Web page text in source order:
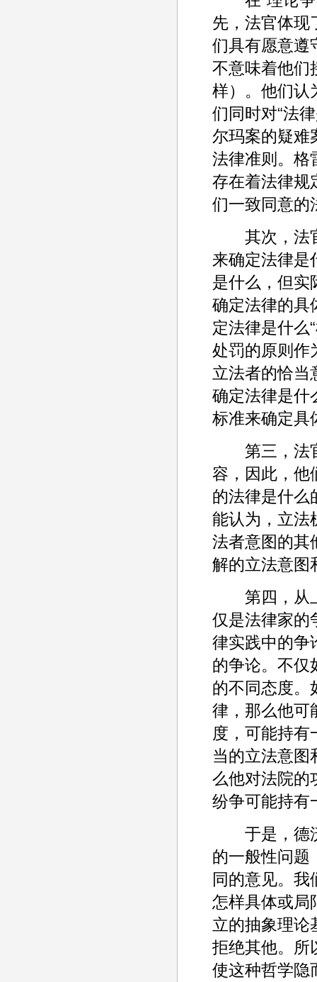
先，法官体现
们具有愿意遵
不意味着他们
样）。他们认
们同时对“法
尔玛案的疑难
法律准则。格
存在着法律规
们一致同意的
其次，法官
来确定法律是
是什么，但实
确定法律的具
定法律是什么
处罚的原则作
立法者的恰当
确定法律是什
标准来确定具
第三，法官
容，因此，他
的法律是什么
能认为，立法
法者意图的其
解的立法意图
第四，从上
仅是法律家的
律实践中的争
的争论。不仅
的不同态度。
律，那么他可
度，可能持有
当的立法意图
么他对法院的
纷争可能持有
于是，德沃
的一般性问题
同的意见。我
怎样具体或局
立的抽象理论
拒绝其他。所
使这种哲学隐